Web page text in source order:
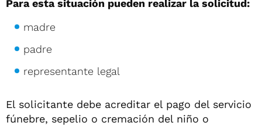
Para esta situación pueden realizar la solicitud:
madre
padre
representante legal
El solicitante debe acreditar el pago del servicio
fúnebre, sepelio o cremación del niño o